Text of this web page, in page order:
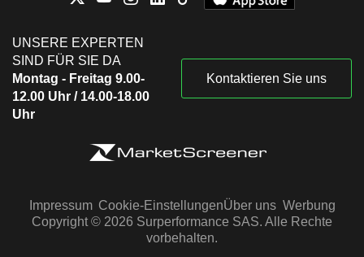
UNSERE EXPERTEN
SIND FÜR SIE DA
Montag - Freitag 9.00-
12.00 Uhr / 14.00-18.00
Uhr
Kontaktieren Sie uns
Impressum Cookie-EinstellungenÜber uns Werbung
Copyright © 2026 Surperformance SAS. Alle Rechte
vorbehalten.